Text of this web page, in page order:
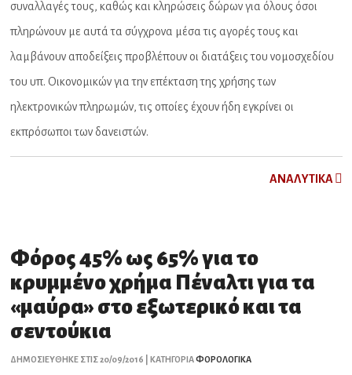
συναλλαγές τους, καθώς και κληρώσεις δώρων για όλους όσοι
πληρώνουν με αυτά τα σύγχρονα μέσα τις αγορές τους και
λαμβάνουν αποδείξεις προβλέπουν οι διατάξεις του νομοσχεδίου
του υπ. Οικονομικών για την επέκταση της χρήσης των
ηλεκτρονικών πληρωμών, τις οποίες έχουν ήδη εγκρίνει οι
εκπρόσωποι των δανειστών.
ΑNAΛYTIKA
Φόρος 45% ως 65% για το
κρυμμένο χρήμα Πέναλτι για τα
«μαύρα» στο εξωτερικό και τα
σεντούκια
ΔΗΜΟΣΙΕΥΘΗΚΕ ΣΤΙΣ 20/09/2016 | ΚΑΤΗΓΟΡΙΑΦΟΡΟΛΟΓΙΚΑ